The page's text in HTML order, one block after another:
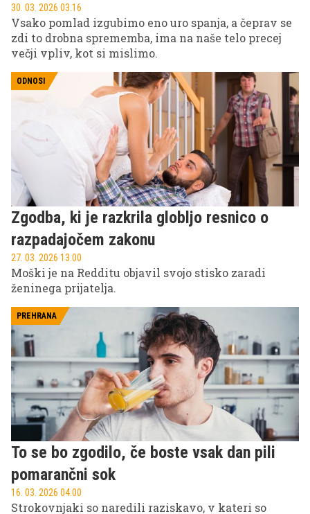
30. 03. 2026 03.16
Vsako pomlad izgubimo eno uro spanja, a čeprav se
zdi to drobna sprememba, ima na naše telo precej
večji vpliv, kot si mislimo.
ODNOSI
Zgodba, ki je razkrila globljo resnico o
razpadajočem zakonu
27. 03. 2026 13.00
Moški je na Redditu objavil svojo stisko zaradi
ženinega prijatelja.
PREHRANA
To se bo zgodilo, če boste vsak dan pili
pomarančni sok
16. 03. 2026 04.00
Strokovnjaki so naredili raziskavo, v kateri so